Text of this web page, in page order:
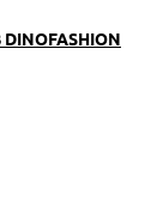
DINOFASHION